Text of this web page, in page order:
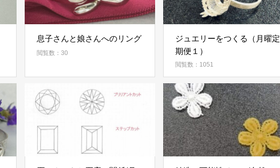
息子さんと娘さんへのリング
閲覧数：30
ジュエリーをつくる（月曜定
期便１）
閲覧数：1051